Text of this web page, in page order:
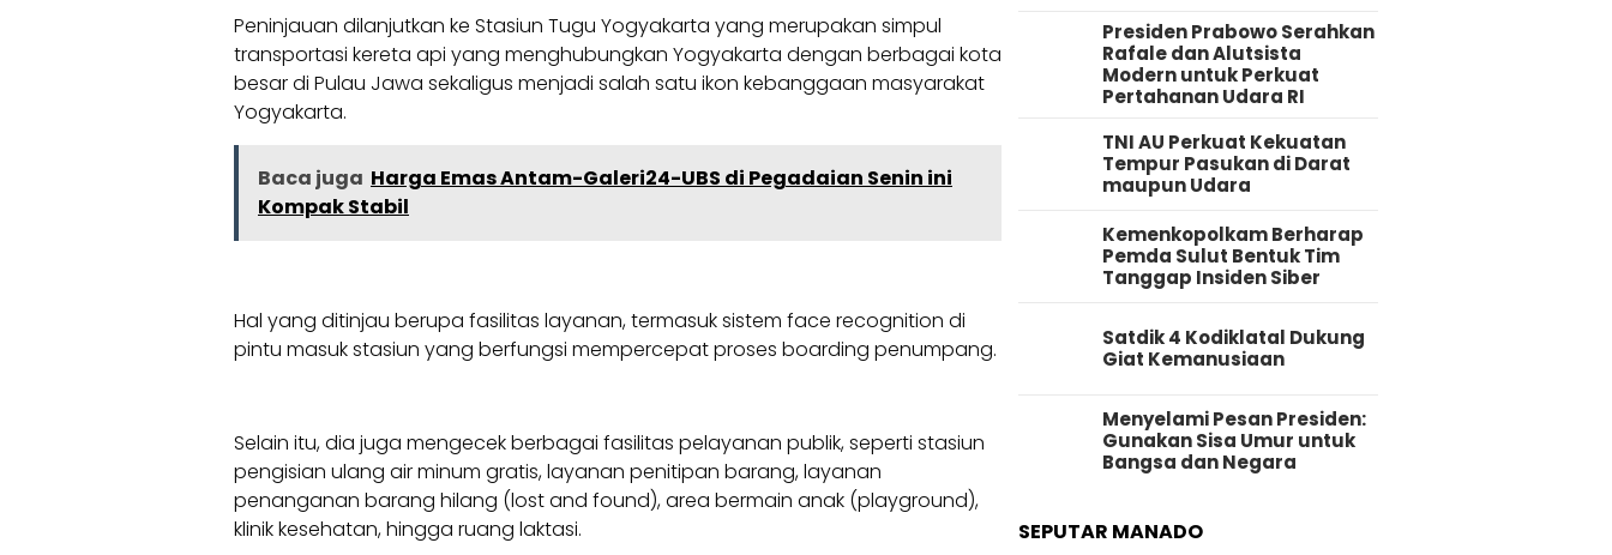
Peninjauan dilanjutkan ke Stasiun Tugu Yogyakarta yang merupakan simpul
transportasi kereta api yang menghubungkan Yogyakarta dengan berbagai kota
besar di Pulau Jawa sekaligus menjadi salah satu ikon kebanggaan masyarakat
Yogyakarta.
Baca juga Harga Emas Antam-Galeri24-UBS di Pegadaian Senin ini
Kompak Stabil
Hal yang ditinjau berupa fasilitas layanan, termasuk sistem face recognition di
pintu masuk stasiun yang berfungsi mempercepat proses boarding penumpang.
Selain itu, dia juga mengecek berbagai fasilitas pelayanan publik, seperti stasiun
pengisian ulang air minum gratis, layanan penitipan barang, layanan
penanganan barang hilang (lost and found), area bermain anak (playground),
klinik kesehatan, hingga ruang laktasi.
Presiden Prabowo Serahkan
Rafale dan Alutsista
Modern untuk Perkuat
Pertahanan Udara RI
TNI AU Perkuat Kekuatan
Tempur Pasukan di Darat
maupun Udara
Kemenkopolkam Berharap
Pemda Sulut Bentuk Tim
Tanggap Insiden Siber
Satdik 4 Kodiklatal Dukung
Giat Kemanusiaan
Menyelami Pesan Presiden:
Gunakan Sisa Umur untuk
Bangsa dan Negara
SEPUTAR MANADO